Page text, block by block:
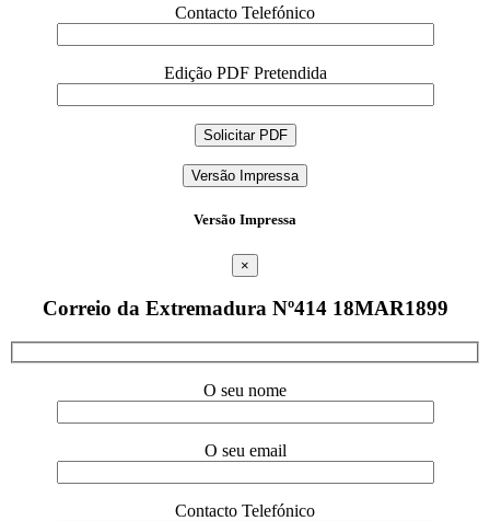
Contacto Telefónico
Edição PDF Pretendida
Versão Impressa
Versão Impressa
×
Correio da Extremadura Nº414 18MAR1899
O seu nome
O seu email
Contacto Telefónico